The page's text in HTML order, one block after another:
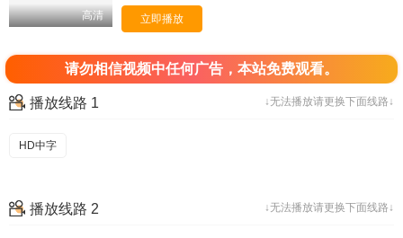
高清 立即播放
请勿相信视频中任何广告，本站免费观看。
↓无法播放请更换下面线路↓
播放线路 1
HD中字
↓无法播放请更换下面线路↓
播放线路 2